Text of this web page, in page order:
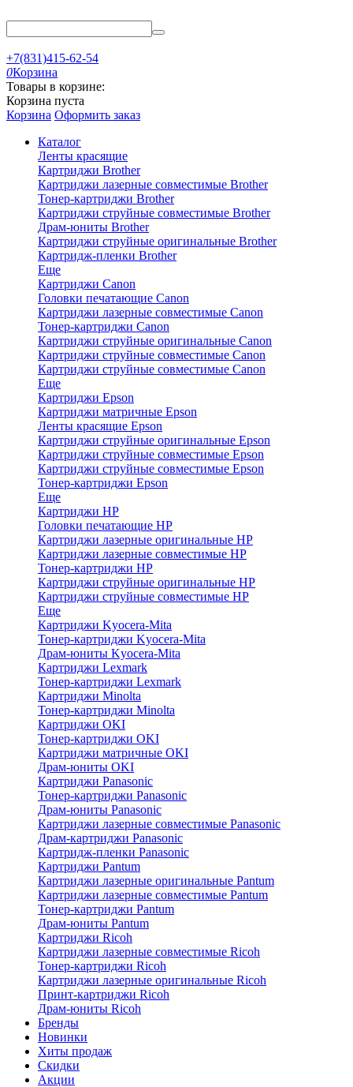
+7(831)415-62-54
0Корзина
Товары в корзине:
Корзина пуста
Корзина Оформить заказ
Каталог
Ленты красящие
Картриджи Brother
Картриджи лазерные совместимые Brother
Тонер-картриджи Brother
Картриджи струйные совместимые Brother
Драм-юниты Brother
Картриджи струйные оригинальные Brother
Картридж-пленки Brother
Еще
Картриджи Canon
Головки печатающие Canon
Картриджи лазерные совместимые Canon
Тонер-картриджи Canon
Картриджи струйные оригинальные Canon
Картриджи струйные совместимые Canon
Картриджи струйные совместимые Canon
Еще
Картриджи Epson
Картриджи матричные Epson
Ленты красящие Epson
Картриджи струйные оригинальные Epson
Картриджи струйные совместимые Epson
Картриджи струйные совместимые Epson
Тонер-картриджи Epson
Еще
Картриджи HP
Головки печатающие HP
Картриджи лазерные оригинальные HP
Картриджи лазерные совместимые HP
Тонер-картриджи HP
Картриджи струйные оригинальные HP
Картриджи струйные совместимые HP
Еще
Картриджи Kyocera-Mita
Тонер-картриджи Kyocera-Mita
Драм-юниты Kyocera-Mita
Картриджи Lexmark
Тонер-картриджи Lexmark
Картриджи Minolta
Тонер-картриджи Minolta
Картриджи OKI
Тонер-картриджи OKI
Картриджи матричные OKI
Драм-юниты OKI
Картриджи Panasonic
Тонер-картриджи Panasonic
Драм-юниты Panasonic
Картриджи лазерные совместимые Panasonic
Драм-картриджи Panasonic
Картридж-пленки Panasonic
Картриджи Pantum
Картриджи лазерные оригинальные Pantum
Картриджи лазерные совместимые Pantum
Тонер-картриджи Pantum
Драм-юниты Pantum
Картриджи Ricoh
Картриджи лазерные совместимые Ricoh
Тонер-картриджи Ricoh
Картриджи лазерные оригинальные Ricoh
Принт-картриджи Ricoh
Драм-юниты Ricoh
Бренды
Новинки
Хиты продаж
Скидки
Акции